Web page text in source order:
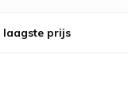
laagste prijs